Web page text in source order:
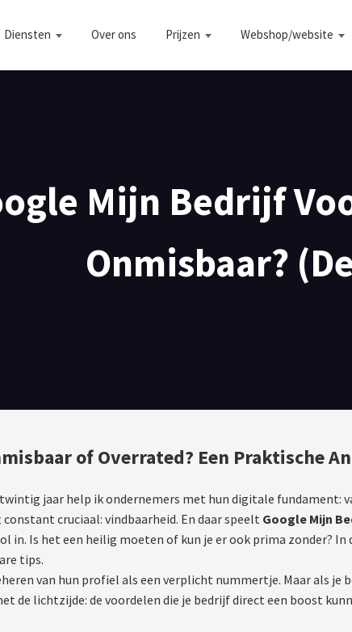
Diensten Over ons Prijzen Webshop/website
Mijn Bedrijf
Onmisbaar?
of Overrated? Een Praktische
jaar help ik ondernemers met hun digitale fundament:
cruciaal: vindbaarheid. En daar speelt Google Mijn
in. Is het een heilig moeten of kun je er ook prima zonder?
tips.
van hun profiel als een verplicht nummertje. Maar als je
de lichtzijde: de voordelen die je bedrijf direct een boost